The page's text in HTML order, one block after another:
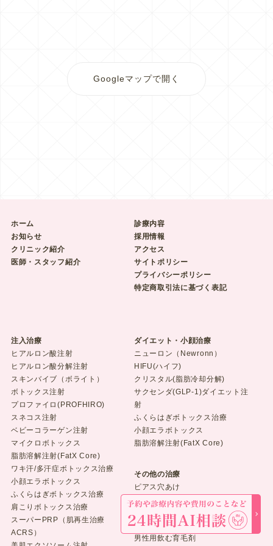
Googleマップで開く
ホーム
お知らせ
クリニック紹介
医師・スタッフ紹介
診療内容
採用情報
アクセス
サイトポリシー
プライバシーポリシー
特定商取引法に基づく表記
注入治療
ヒアルロン酸注射
ヒアルロン酸分解注射
スキンバイブ（ボライト）
ボトックス注射
プロファイロ(PROFHIRO)
スネコス注射
ベビーコラーゲン注射
マイクロボトックス
脂肪溶解注射(FatX Core)
ワキ汗/多汗症ボトックス治療
小顔エラボトックス
ふくらはぎボトックス治療
肩こりボトックス治療
スーパーPRP（肌再生治療
ACRS）
ダイエット・小顔治療
ニューロン（Newronn）
HIFU(ハイフ)
クリスタル(脂肪冷却分解)
サクセンダ(GLP-1)ダイエット注
射
ふくらはぎボトックス治療
小顔エラボトックス
脂肪溶解注射(FatX Core)
その他の治療
ピアス穴あけ
育毛エクソソーム注射
育毛PRP療法（肌再生治療
ACRS）
男性用飲む育毛剤